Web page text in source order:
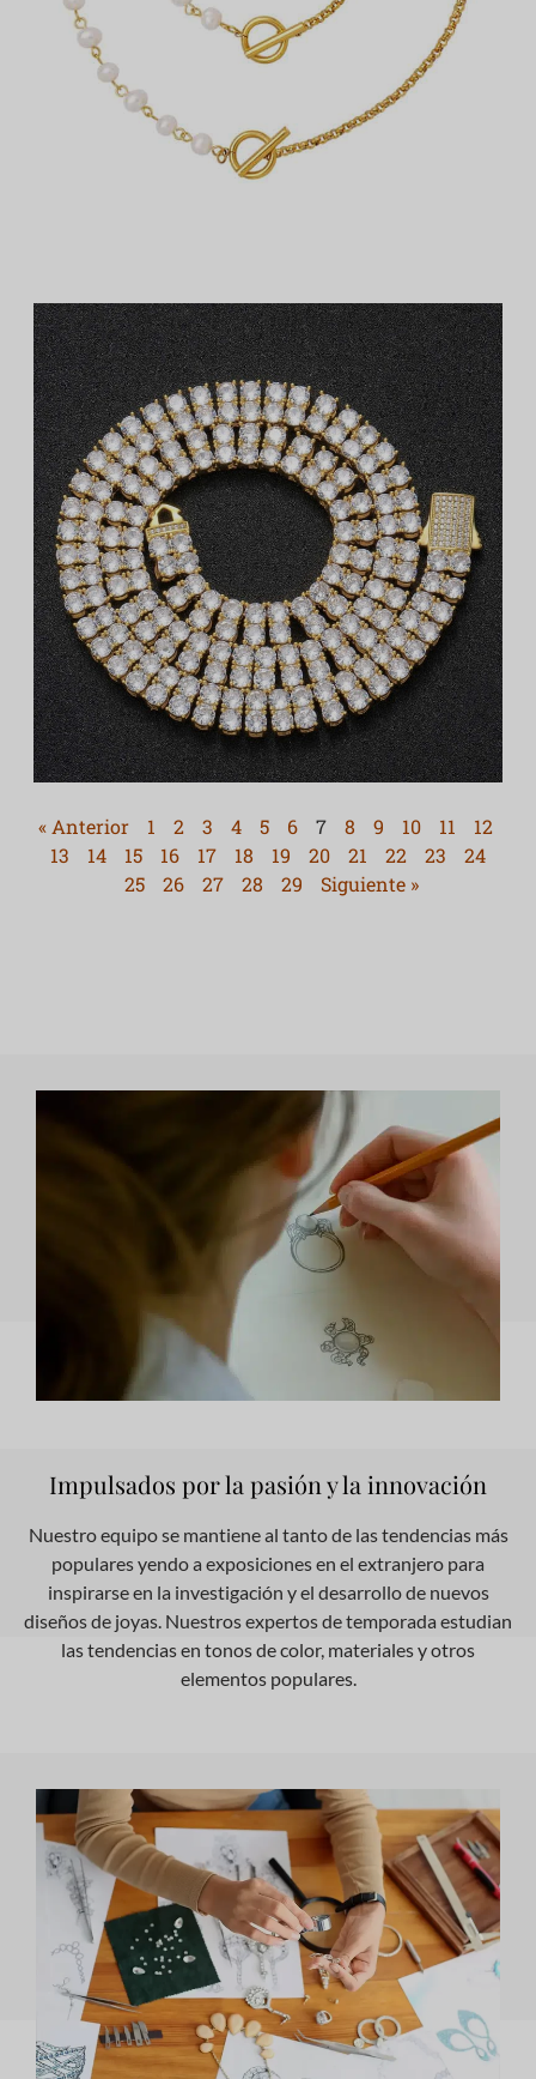
« Anterior 1 2 3 4 5 6 7 8 9 10 11
12
13
14 15 16 17 18 19 20 21 22 23
24
25
26 27 28 29 Siguiente »
Impulsados por la pasión y la innovación
Nuestro equipo se mantiene al tanto de las tendencias más
populares yendo a exposiciones en el extranjero para
inspirarse en la investigación y el desarrollo de nuevos
diseños de joyas. Nuestros expertos de temporada estudian
las tendencias en tonos de color, materiales y otros
elementos populares.